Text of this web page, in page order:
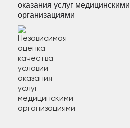
оказания услуг медицинскими
организациями